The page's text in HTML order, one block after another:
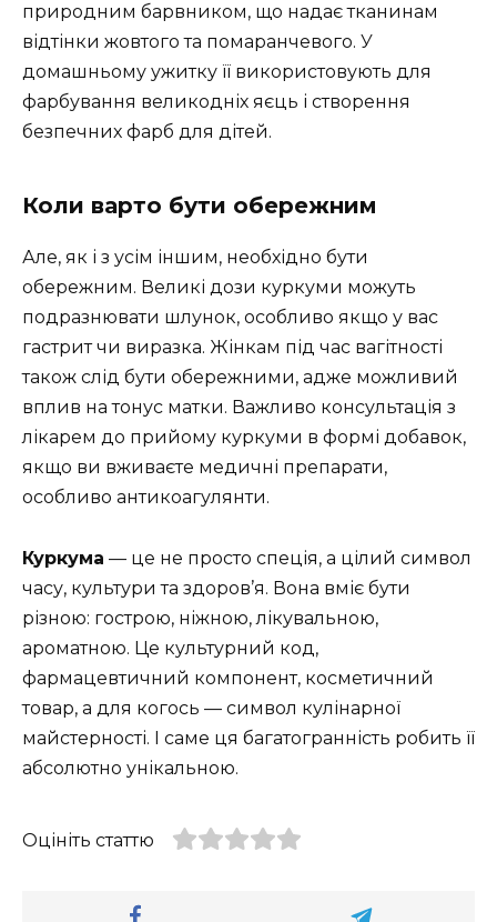
природним барвником, що надає тканинам
відтінки жовтого та помаранчевого. У
домашньому ужитку її використовують для
фарбування великодніх яєць і створення
безпечних фарб для дітей.
Коли варто бути обережним
Але, як і з усім іншим, необхідно бути
обережним. Великі дози куркуми можуть
подразнювати шлунок, особливо якщо у вас
гастрит чи виразка. Жінкам під час вагітності
також слід бути обережними, адже можливий
вплив на тонус матки. Важливо консультація з
лікарем до прийому куркуми в формі добавок,
якщо ви вживаєте медичні препарати,
особливо антикоагулянти.
Куркума — це не просто спеція, а цілий символ
часу, культури та здоров’я. Вона вміє бути
різною: гострою, ніжною, лікувальною,
ароматною. Це культурний код,
фармацевтичний компонент, косметичний
товар, а для когось — символ кулінарної
майстерності. І саме ця багатогранність робить її
абсолютно унікальною.
Оцініть статтю